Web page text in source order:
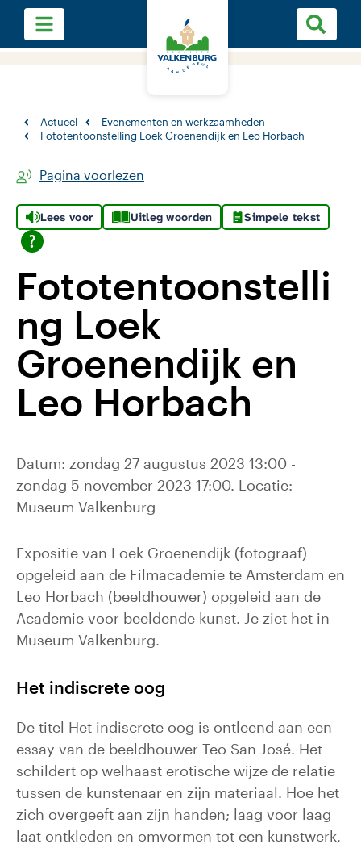
Actueel
Evenementen en werkzaamheden
Fototentoonstelling Loek Groenendijk en Leo Horbach
Pagina voorlezen
Lees voor Uitleg woorden Simpele tekst
Fototentoonstelli
ng Loek
Groenendijk en
Leo Horbach
Datum: zondag 27 augustus 2023 13:00 -
zondag 5 november 2023 17:00. Locatie:
Museum Valkenburg
Expositie van Loek Groenendijk (fotograaf)
opgeleid aan de Filmacademie te Amsterdam en
Leo Horbach (beeldhouwer) opgeleid aan de
Academie voor beeldende kunst. Je ziet het in
Museum Valkenburg.
Het indiscrete oog
De titel Het indiscrete oog is ontleend aan een
essay van de beeldhouwer Teo San José. Het
schildert op welhaast erotische wijze de relatie
tussen de kunstenaar en zijn materiaal. Hoe het
zich overgeeft aan zijn handen; laag voor laag
laat ontkleden en omvormen tot een kunstwerk,